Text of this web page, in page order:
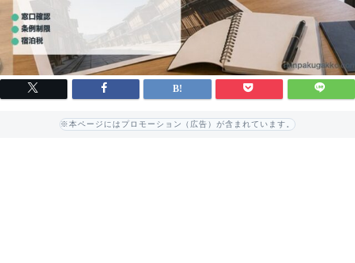
※本ページにはプロモーション（広告）が含まれています。